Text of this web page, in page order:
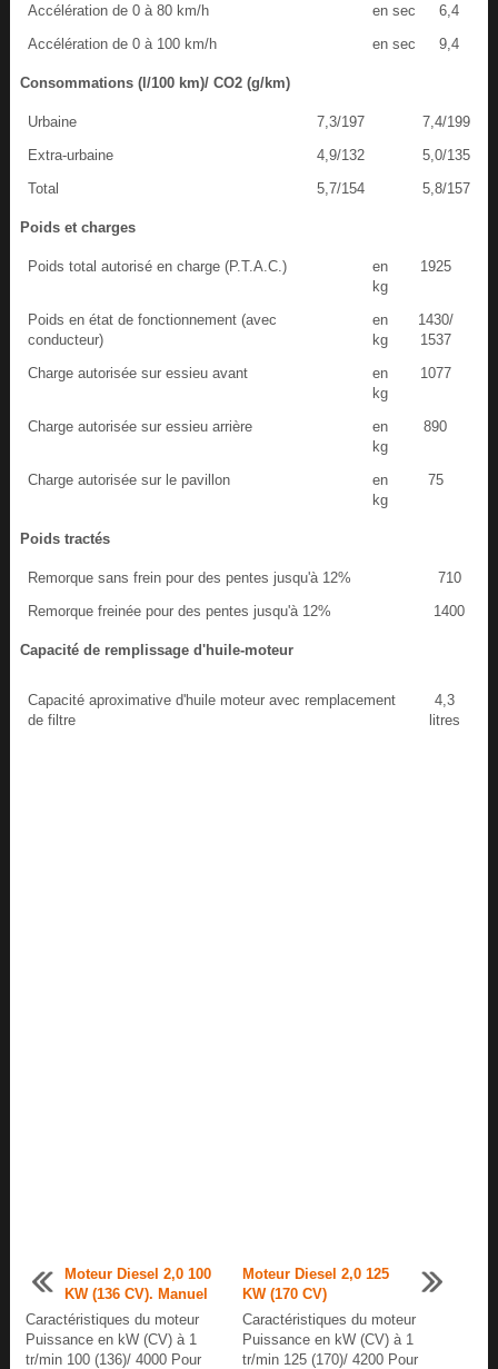
Accélération de 0 à 80 km/h
en sec
6,4
Accélération de 0 à 100 km/h
en sec 9,4
Consommations (l/100 km)/ CO2 (g/km)
Urbaine 7,3/197
7,4/199
Extra-urbaine
4,9/132
5,0/135
Total
5,7/154 5,8/157
Poids et charges
Poids total autorisé en charge (P.T.A.C.)
en
kg
1925
Poids en état de fonctionnement (avec
conducteur)
en
kg
1430/
1537
Charge autorisée sur essieu avant
en
kg
1077
Charge autorisée sur essieu arrière
en
kg
890
Charge autorisée sur le pavillon
en
kg
75
Poids tractés
Remorque sans frein pour des pentes jusqu'à 12%
710
Remorque freinée pour des pentes jusqu'à 12%
1400
Capacité de remplissage d'huile-moteur
Capacité aproximative d'huile moteur avec remplacement
de filtre
4,3
litres
Moteur Diesel 2,0 100
KW (136 CV). Manuel
Caractéristiques du moteur
Puissance en kW (CV) à 1
tr/min 100 (136)/ 4000 Pour
Moteur Diesel 2,0 125
KW (170 CV)
Caractéristiques du moteur
Puissance en kW (CV) à 1
tr/min 125 (170)/ 4200 Pour